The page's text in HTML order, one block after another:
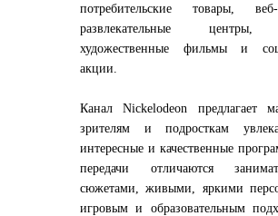
потребительские товары, веб-
развлекательные центры,
художественные фильмы и
акции.
Канал Nickelodeon предлагает
зрителям и подросткам
интересные и качественные
передачи отличаются
сюжетами, живыми, яркими
игровым и образовательным